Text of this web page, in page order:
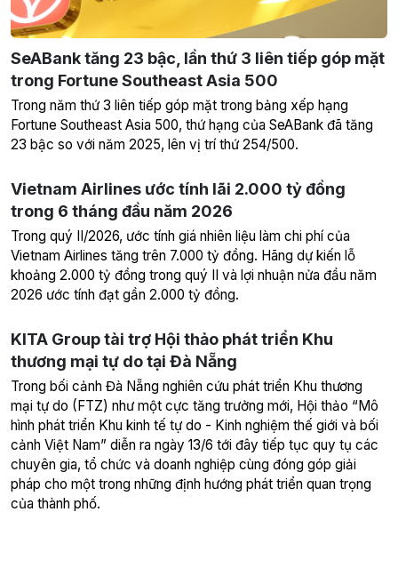
SeABank tăng 23 bậc, lần thứ 3 liên tiếp góp mặt
trong Fortune Southeast Asia 500
Trong năm thứ 3 liên tiếp góp mặt trong bảng xếp hạng
Fortune Southeast Asia 500, thứ hạng của SeABank đã tăng
23 bậc so với năm 2025, lên vị trí thứ 254/500.
Vietnam Airlines ước tính lãi 2.000 tỷ đồng
trong 6 tháng đầu năm 2026
Trong quý II/2026, ước tính giá nhiên liệu làm chi phí của
Vietnam Airlines tăng trên 7.000 tỷ đồng. Hãng dự kiến lỗ
khoảng 2.000 tỷ đồng trong quý II và lợi nhuận nửa đầu năm
2026 ước tính đạt gần 2.000 tỷ đồng.
KITA Group tài trợ Hội thảo phát triển Khu
thương mại tự do tại Đà Nẵng
Trong bối cảnh Đà Nẵng nghiên cứu phát triển Khu thương
mại tự do (FTZ) như một cực tăng trưởng mới, Hội thảo “Mô
hình phát triển Khu kinh tế tự do - Kinh nghiệm thế giới và bối
cảnh Việt Nam” diễn ra ngày 13/6 tới đây tiếp tục quy tụ các
chuyên gia, tổ chức và doanh nghiệp cùng đóng góp giải
pháp cho một trong những định hướng phát triển quan trọng
của thành phố.